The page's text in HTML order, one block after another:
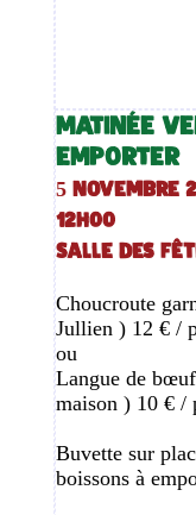
MATINÉE
EMPORTER
5 novembre
12h00
Salle des
Choucroute
Jullien ) 12 € /
ou
Langue de
maison ) 10 € /
Buvette sur
boissons à